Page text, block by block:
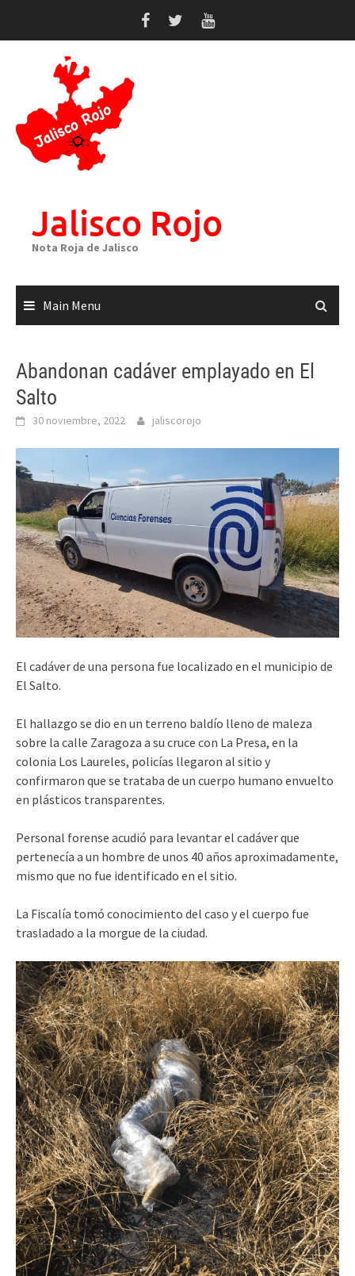
Jalisco Rojo
Nota Roja de Jalisco
Main Menu
Abandonan cadáver emplayado en El
Salto
30 noviembre, 2022 jaliscorojo
El cadáver de una persona fue localizado en el municipio de
El Salto.
El hallazgo se dio en un terreno baldío lleno de maleza
sobre la calle Zaragoza a su cruce con La Presa, en la
colonia Los Laureles, policías llegaron al sitio y
confirmaron que se trataba de un cuerpo humano envuelto
en plásticos transparentes.
Personal forense acudió para levantar el cadáver que
pertenecía a un hombre de unos 40 años aproximadamente,
mismo que no fue identificado en el sitio.
La Fiscalía tomó conocimiento del caso y el cuerpo fue
trasladado a la morgue de la ciudad.